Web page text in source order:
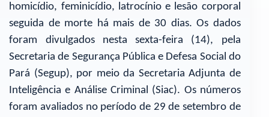
homicídio, feminicídio, latrocínio e lesão corporal
seguida de morte há mais de 30 dias. Os dados
foram divulgados nesta sexta-feira (14), pela
Secretaria de Segurança Pública e Defesa Social do
Pará (Segup), por meio da Secretaria Adjunta de
Inteligência e Análise Criminal (Siac). Os números
foram avaliados no período de 29 de setembro de